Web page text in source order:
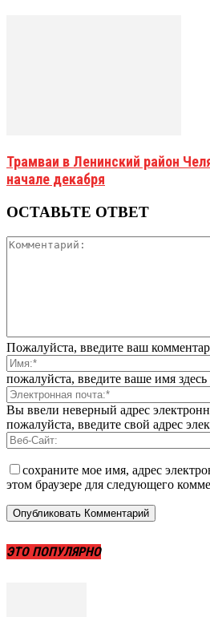
Трамваи в Ленинский район
начале декабря
ОСТАВЬТЕ ОТВЕТ
Пожалуйста, введите ваш
пожалуйста, введите ваше имя здесь
Вы ввели неверный адрес
пожалуйста, введите свой адрес
сохраните мое имя, адрес
этом браузере для следующего
ЭТО ПОПУЛЯРНО